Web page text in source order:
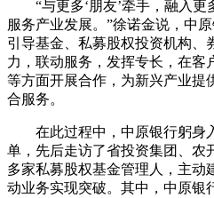
“与更多‘朋友’牵手，融入更
服务产业发展。”徐诺金说，中
引导基金、私募股权投资机构、
力，联动服务，发挥专长，在客
等方面开展合作，为新兴产业提
合服务。
在此过程中，中原银行躬身
单，先后走访了省投资集团、农
多家私募股权基金管理人，主动
动业务实现突破。其中，中原银